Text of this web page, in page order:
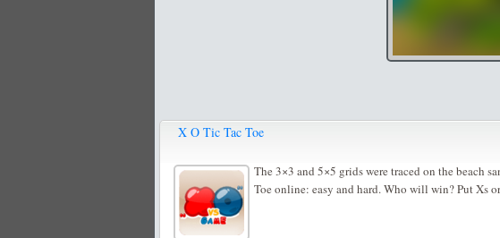
X O Tic Tac Toe
The 3×3 and 5×5 grids were traced on the beach
Toe online: easy and hard. Who will win? Put Xs